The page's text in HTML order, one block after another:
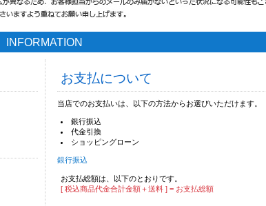
INFORMATION
お支払について
当店でのお支払いは、以下の方法からお選びいただけます。
銀行振込
代金引換
ショッピングローン
銀行振込
お支払総額は、以下のとおりです。
[ 税込商品代金合計金額＋送料 ] = お支払総額